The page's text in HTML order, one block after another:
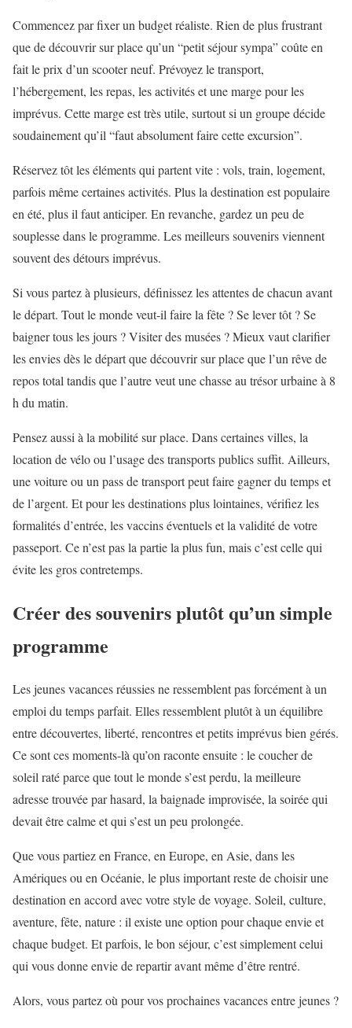
Commencez par fixer un budget réaliste. Rien de plus frustrant
que de découvrir sur place qu’un “petit séjour sympa” coûte en
fait le prix d’un scooter neuf. Prévoyez le transport,
l’hébergement, les repas, les activités et une marge pour les
imprévus. Cette marge est très utile, surtout si un groupe décide
soudainement qu’il “faut absolument faire cette excursion”.
Réservez tôt les éléments qui partent vite : vols, train, logement,
parfois même certaines activités. Plus la destination est populaire
en été, plus il faut anticiper. En revanche, gardez un peu de
souplesse dans le programme. Les meilleurs souvenirs viennent
souvent des détours imprévus.
Si vous partez à plusieurs, définissez les attentes de chacun avant
le départ. Tout le monde veut-il faire la fête ? Se lever tôt ? Se
baigner tous les jours ? Visiter des musées ? Mieux vaut clarifier
les envies dès le départ que découvrir sur place que l’un rêve de
repos total tandis que l’autre veut une chasse au trésor urbaine à 8
h du matin.
Pensez aussi à la mobilité sur place. Dans certaines villes, la
location de vélo ou l’usage des transports publics suffit. Ailleurs,
une voiture ou un pass de transport peut faire gagner du temps et
de l’argent. Et pour les destinations plus lointaines, vérifiez les
formalités d’entrée, les vaccins éventuels et la validité de votre
passeport. Ce n’est pas la partie la plus fun, mais c’est celle qui
évite les gros contretemps.
Créer des souvenirs plutôt qu’un simple
programme
Les jeunes vacances réussies ne ressemblent pas forcément à un
emploi du temps parfait. Elles ressemblent plutôt à un équilibre
entre découvertes, liberté, rencontres et petits imprévus bien gérés.
Ce sont ces moments-là qu’on raconte ensuite : le coucher de
soleil raté parce que tout le monde s’est perdu, la meilleure
adresse trouvée par hasard, la baignade improvisée, la soirée qui
devait être calme et qui s’est un peu prolongée.
Que vous partiez en France, en Europe, en Asie, dans les
Amériques ou en Océanie, le plus important reste de choisir une
destination en accord avec votre style de voyage. Soleil, culture,
aventure, fête, nature : il existe une option pour chaque envie et
chaque budget. Et parfois, le bon séjour, c’est simplement celui
qui vous donne envie de repartir avant même d’être rentré.
Alors, vous partez où pour vos prochaines vacances entre jeunes ?